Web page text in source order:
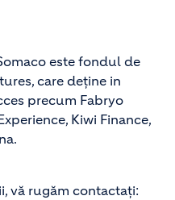
este fondul de
care deţine in
precum Fabryo
Kiwi Finance,
vă rugăm contactaţi: